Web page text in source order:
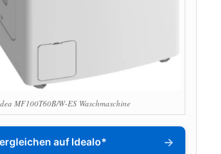
MF100T60B/W-ES Waschmaschine
auf Idealo* →